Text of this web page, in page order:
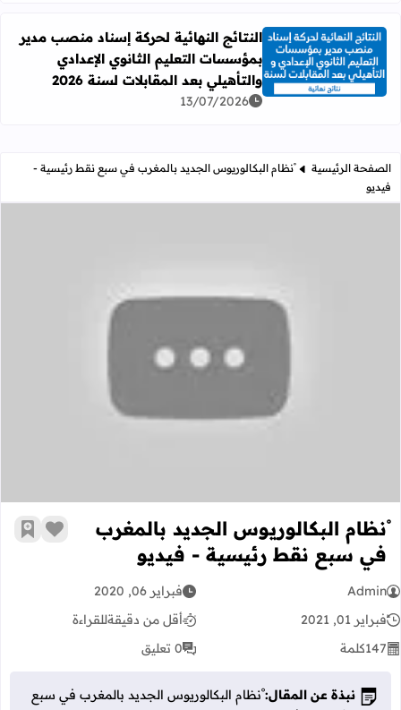
اقرأ المزيد عن النتائج النهائية لحركة إسناد منصب مدير
النتائج النهائية لحركة إسناد منصب مدير
بمؤسسات التعليم الثانوي الإعدادي
والتأهيلي بعد المقابلات لسنة 2026
13/07/2026
الصفحة الرئيسية
ْنظام البكالوريوس الجديد بالمغرب في سبع نقط رئيسية -
فيديو
ْنظام البكالوريوس الجديد بالمغرب
ْنظام البكالوريوس الجديد بالمغرب
في سبع نقط رئيسية - فيديو
زر أضف
Admin
فبراير 06, 2020
فبراير 01, 2021
أقل من دقيقةللقراءة
147كلمة 0 تعليق
نبذة عن المقال:ْنظام البكالوريوس الجديد بالمغرب في سبع